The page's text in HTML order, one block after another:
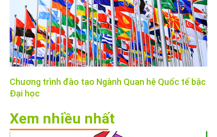
Chương trình đào tạo Ngành Quan hệ Quốc tế bậc
Đại học
Xem nhiều nhất